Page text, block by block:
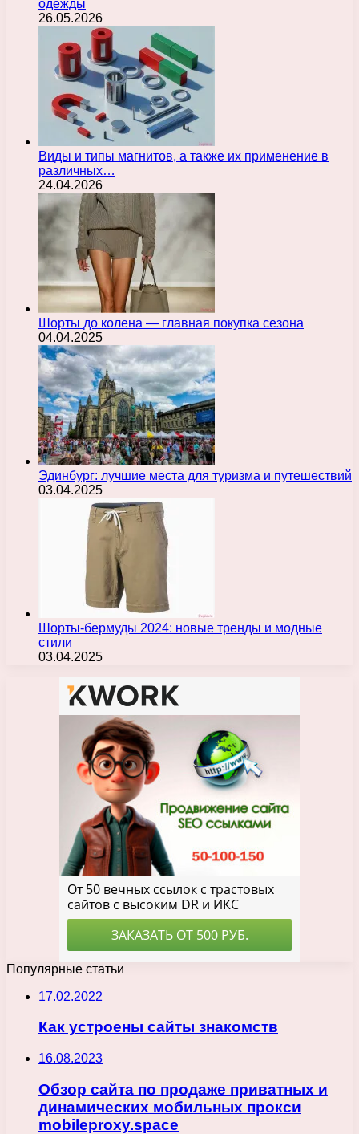
одежды
26.05.2026
Виды и типы магнитов, а также их применение в
различных…
24.04.2026
Шорты до колена — главная покупка сезона
04.04.2025
Эдинбург: лучшие места для туризма и путешествий
03.04.2025
Шорты-бермуды 2024: новые тренды и модные
стили
03.04.2025
Популярные статьи
17.02.2022
Как устроены сайты знакомств
16.08.2023
Обзор сайта по продаже приватных и
динамических мобильных прокси
mobileproxy.space